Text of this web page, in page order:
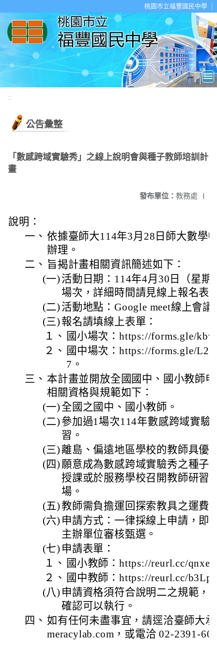
桃園市立福豐國民中學
:::
公告彙整
「數感跨域實驗秀」之線上說明會與種子教師培訓計
畫
發布單位： 教務處 |
說明：
一、 依據臺師大114年3月28日師大數學
辦理。
二、 旨揭計畫相關資訊簡述如下：
(一) 活動日期：114年4月30日（星期
場次，詳細時間請見線上報名表
(二) 活動地點：Google meet線上會議
(三) 報名請填線上表單：
１、 國小場次：https://forms.gle/
２、 國中場次：https://forms.gle/
7。
三、 本計畫並開放全國國中、國小教師
相關資格與規範如下：
(一) 全國之國中、國小教師。
(二) 參加過1場次114年數感跨域實驗
習。
(三) 離島、偏遠地區學校的教師具優
(四) 願意成為數感跨域實驗秀之種子
授課或於服務學校召開教師研習
場。
(五)教師需負擔運回探索教具之運費
(六) 申請方式：一律採線上申請，即
主辦單位審核甄選。
(七) 申請表單：
１、 國小教師：https://reurl.cc/
２、 國中教師：https://reurl.cc/
(八) 申請資格須符合說明二之規範，
確認可以執行。
四、 如有任何未盡事宜，請逕洽臺師大
meracylab.com，或電洽 02-2391-